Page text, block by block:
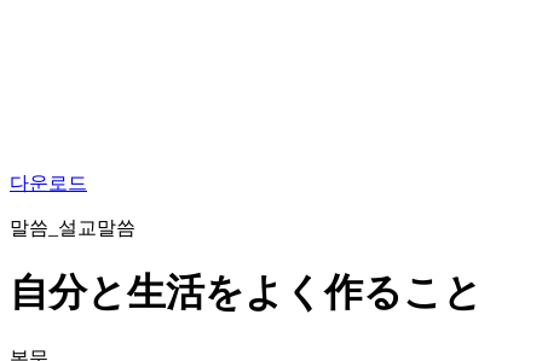
다운로드
말씀_설교말씀
自分と生活をよく作ること